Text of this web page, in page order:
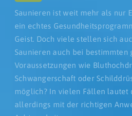
Saunieren ist weit mehr als nur
ein echtes
Geist. Doch viele stellen sich
Saunieren auch bei bestimmten
Voraussetzungen wie
Schwangerschaft oder
möglich? In vielen Fällen lautet
allerdings mit der richtigen